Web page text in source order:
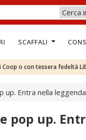
SCAFFALI
o con tessera fedeltà
up. Entra nella leggenda
pop up.